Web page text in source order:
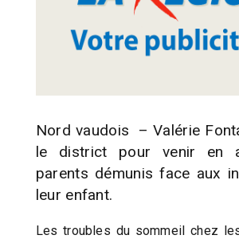
Nord vaudois – Valérie
le district pour venir en
parents démunis face aux
leur enfant.
Les troubles du sommeil chez